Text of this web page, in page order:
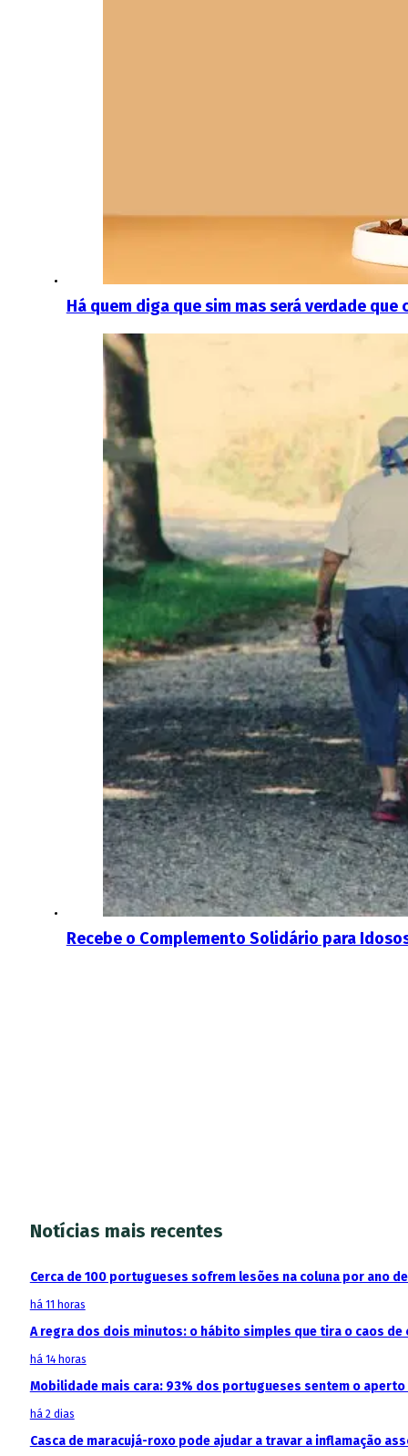
Há quem diga que sim mas será verdade
Recebe o Complemento Solidário para
Notícias mais recentes
Cerca de 100 portugueses sofrem lesões na coluna por ano
há 11 horas
A regra dos dois minutos: o hábito simples que tira o caos de
há 14 horas
Mobilidade mais cara: 93% dos portugueses sentem o
há 2 dias
Casca de maracujá-roxo pode ajudar a travar a inflamação